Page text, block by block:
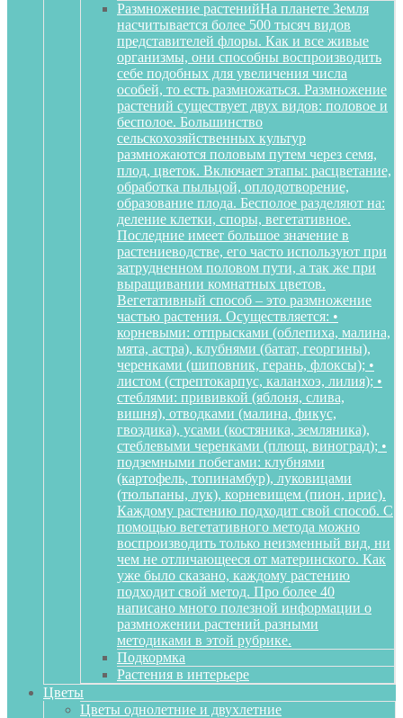
Размножение растенийНа планете Земля
насчитывается более 500 тысяч видов
представителей флоры. Как и все живые
организмы, они способны воспроизводить
себе подобных для увеличения числа
особей, то есть размножаться. Размножение
растений существует двух видов: половое и
бесполое. Большинство
сельскохозяйственных культур
размножаются половым путем через семя,
плод, цветок. Включает этапы: расцветание,
обработка пыльцой, оплодотворение,
образование плода. Бесполое разделяют на:
деление клетки, споры, вегетативное.
Последние имеет большое значение в
растениеводстве, его часто используют при
затрудненном половом пути, а так же при
выращивании комнатных цветов.
Вегетативный способ – это размножение
частью растения. Осуществляется: •
корневыми: отпрысками (облепиха, малина,
мята, астра), клубнями (батат, георгины),
черенками (шиповник, герань, флоксы); •
листом (стрептокарпус, каланхоэ, лилия); •
стеблями: прививкой (яблоня, слива,
вишня), отводками (малина, фикус,
гвоздика), усами (костяника, земляника),
стеблевыми черенками (плющ, виноград); •
подземными побегами: клубнями
(картофель, топинамбур), луковицами
(тюльпаны, лук), корневищем (пион, ирис).
Каждому растению подходит свой способ. С
помощью вегетативного метода можно
воспроизводить только неизменный вид, ни
чем не отличающееся от материнского. Как
уже было сказано, каждому растению
подходит свой метод. Про более 40
написано много полезной информации о
размножении растений разными
методиками в этой рубрике.
Подкормка
Растения в интерьере
Цветы
Цветы однолетние и двухлетние